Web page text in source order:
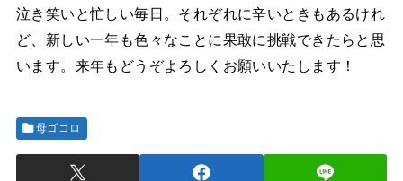
泣き笑いと忙しい毎日。それぞれに辛いときもあるけれ
ど、新しい一年も色々なことに果敢に挑戦できたらと思
います。来年もどうぞよろしくお願いいたします！
母ゴコロ